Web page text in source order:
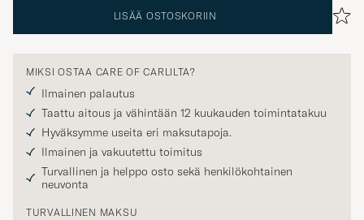
LISÄÄ OSTOSKORIIN
MIKSI OSTAA CARE OF CARLILTA?
Ilmainen palautus
Taattu aitous ja vähintään 12 kuukauden toimintatakuu
Hyväksymme useita eri maksutapoja.
Ilmainen ja vakuutettu toimitus
Turvallinen ja helppo osto sekä henkilökohtainen
neuvonta
TURVALLINEN MAKSU